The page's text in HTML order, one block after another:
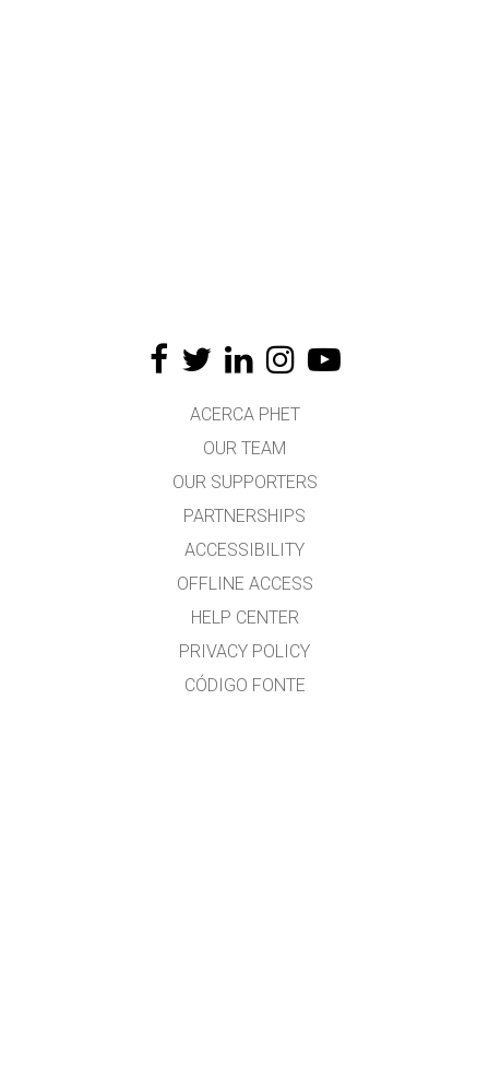
ACERCA PHET
OUR TEAM
OUR SUPPORTERS
PARTNERSHIPS
ACCESSIBILITY
OFFLINE ACCESS
HELP CENTER
PRIVACY POLICY
CÓDIGO FONTE